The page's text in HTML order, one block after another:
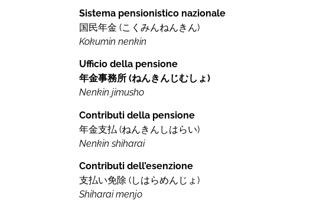
Sistema pensionistico nazionale
国民年金 (こくみんねんきん)
Kokumin nenkin
Ufficio della pensione
年金事務所 (ねんきんじむしょ)
Nenkin jimusho
Contributi della pensione
年金支払 (ねんきんしはらい)
Nenkin shiharai
Contributi dell’esenzione
支払い免除 (しはらめんじょ)
Shiharai menjo